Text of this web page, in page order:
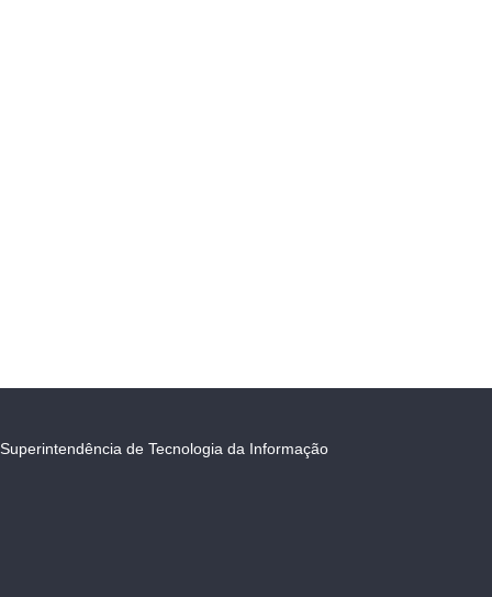
Superintendência de Tecnologia da Informação